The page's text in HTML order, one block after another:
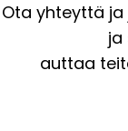
Ota yhteyttä
ja
auttaa